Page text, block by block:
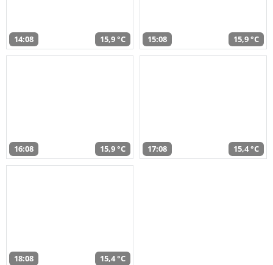
14:08 15,9 °C 15:08 15,9 °C
16:08 15,9 °C 17:08 15,4 °C
18:08 15,4 °C